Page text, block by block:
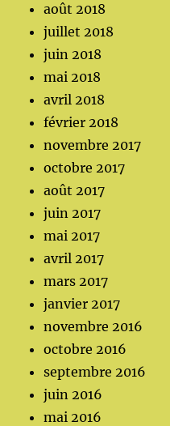
août 2018
juillet 2018
juin 2018
mai 2018
avril 2018
février 2018
novembre 2017
octobre 2017
août 2017
juin 2017
mai 2017
avril 2017
mars 2017
janvier 2017
novembre 2016
octobre 2016
septembre 2016
juin 2016
mai 2016